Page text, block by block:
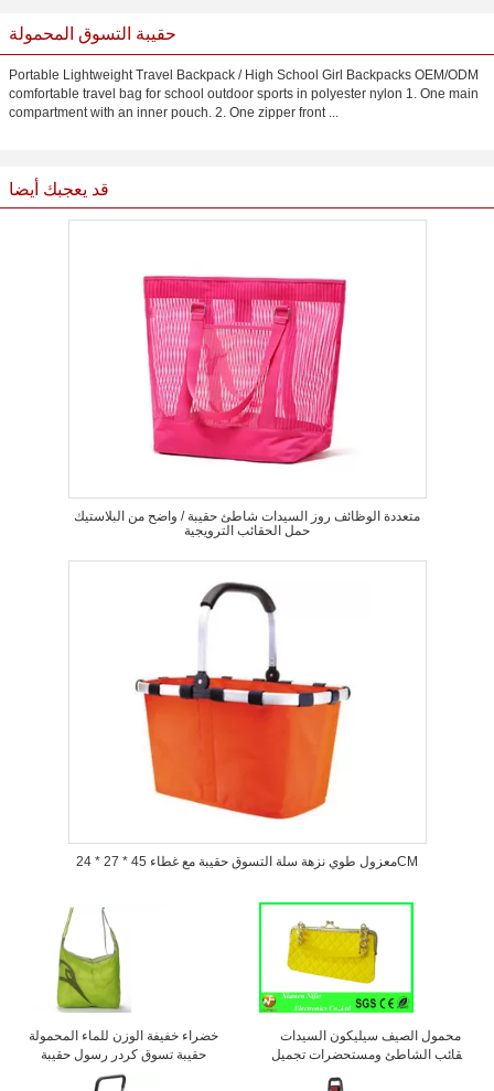
حقيبة التسوق المحمولة
Portable Lightweight Travel Backpack / High School Girl Backpacks OEM/ODM
comfortable travel bag for school outdoor sports in polyester nylon 1. One main
compartment with an inner pouch. 2. One zipper front ...
قد يعجبك أيضا
متعددة الوظائف روز السيدات شاطئ حقيبة / واضح من البلاستيك
حمل الحقائب الترويجية
معزول طوي نزهة سلة التسوق حقيبة مع غطاء 45 * 27 * 24CM
خضراء خفيفة الوزن للماء المحمولة
حقيبة تسوق كردر رسول حقيبة
محمول الصيف سيليكون السيدات
حقائب الشاطئ ومستحضرات تجميل
مضادة للماء وشخصية